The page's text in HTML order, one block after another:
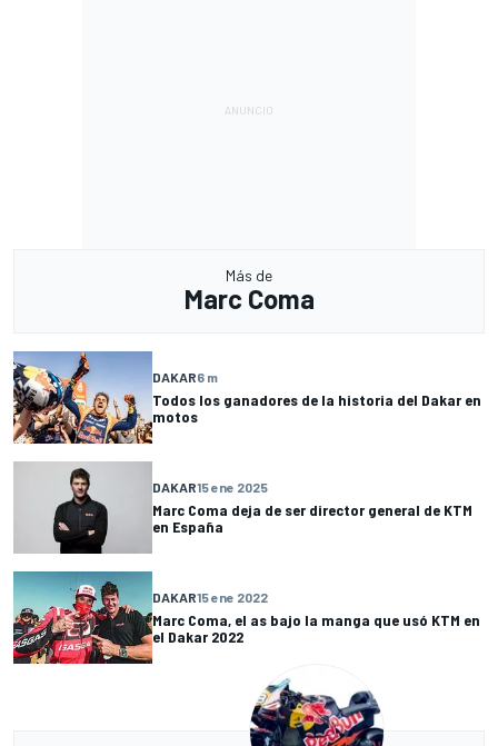
Más de
Marc Coma
DAKAR6 m
Todos los ganadores de la historia del Dakar en
motos
DAKAR15 ene 2025
Marc Coma deja de ser director general de KTM
en España
DAKAR15 ene 2022
Marc Coma, el as bajo la manga que usó KTM en
el Dakar 2022